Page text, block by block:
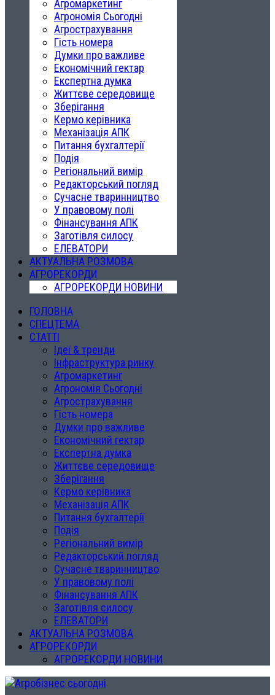
Агромаркетинг
Агрономія Сьогодні
Агрострахування
Гість номера
Думки про важливе
Економічний гектар
Експертна думка
Життєве середовище
Зберігання
Кермо керівника
Механізація АПК
Питання бухгалтерії
Подія
Регіональний вимір
Редакторський погляд
Сучасне тваринництво
У правовому полі
Фінансування АПК
Заготівля силосу
ЕЛЕВАТОРИ
АКТУАЛЬНА РОЗМОВА
АГРОРЕКОРДИ
АГРОРЕКОРДИ НОВИНИ
ГОЛОВНА
СПЕЦТЕМА
СТАТТІ
Ідеї & тренди
Інфраструктура ринку
Агромаркетинг
Агрономія Сьогодні
Агрострахування
Гість номера
Думки про важливе
Економічний гектар
Експертна думка
Життєве середовище
Зберігання
Кермо керівника
Механізація АПК
Питання бухгалтерії
Подія
Регіональний вимір
Редакторський погляд
Сучасне тваринництво
У правовому полі
Фінансування АПК
Заготівля силосу
ЕЛЕВАТОРИ
АКТУАЛЬНА РОЗМОВА
АГРОРЕКОРДИ
АГРОРЕКОРДИ НОВИНИ